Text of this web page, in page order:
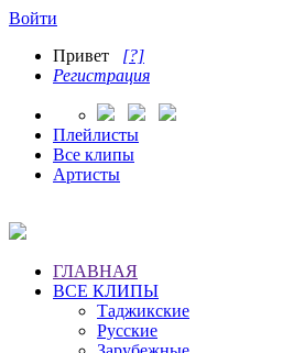
Войти
Привет [?]
Регистрация
Плейлисты
Все клипы
Артисты
ГЛАВНАЯ
ВСЕ КЛИПЫ
Таджикские
Русские